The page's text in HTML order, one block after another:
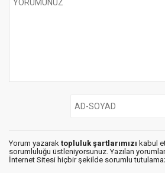
Yorum yazarak topluluk şartlarımızı kabul
sorumluluğu üstleniyorsunuz. Yazılan
İnternet Sitesi hiçbir şekilde sorumlu